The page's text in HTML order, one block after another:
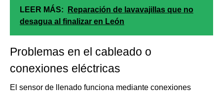
LEER MÁS:
Reparación de lavavajillas que no
desagua al finalizar en León
Problemas en el cableado o
conexiones eléctricas
El sensor de llenado funciona mediante conexiones